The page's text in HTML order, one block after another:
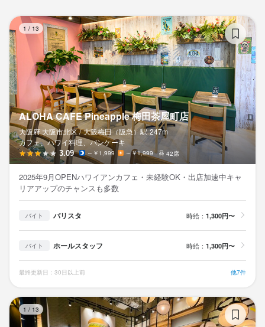
1 / 13
ALOHA CAFE Pineapple 梅田茶屋町店
大阪府 大阪市北区 / 大阪梅田（阪急）駅 247m
カフェ、ハワイ料理、パンケーキ
3.09 ～￥1,999 ～￥1,999 42席
2025年9月OPENハワイアンカフェ・未経験OK・出店加速中キャ
リアアップのチャンスも多数
バイト バリスタ 時給： 1,300円〜
バイト ホールスタッフ 時給： 1,300円〜
最終更新日：30日以上前 他7件
1 / 13